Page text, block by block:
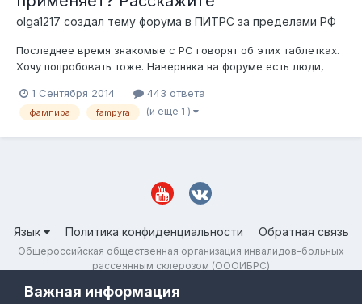
olga1217 создал тему форума в ПИТРС за пределами РФ
Последнее время знакомые с РС говорят об этих таблетках.
Хочу попробовать тоже. Наверняка на форуме есть люди,
смысл их пить если хожу еле-еле, да и вообще отзывы.
1 Сентября 2014 443 ответа
фампира fampyra (и еще 1 )
Язык Политика конфиденциальности Обратная связь
Общероссийская общественная организация инвалидов-больных
рассеянным склерозом (ОООИБРС)
Важная информация